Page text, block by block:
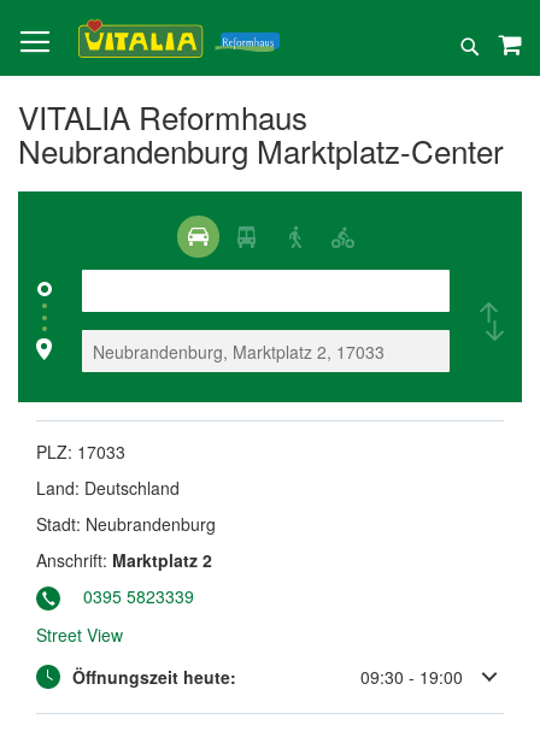
zum
Inhalt
Suche
VITALIA Reformhaus
Neubrandenburg Marktplatz-Center
PLZ: 17033
Land: Deutschland
Stadt: Neubrandenburg
Anschrift: Marktplatz 2
0395 5823339
Street View
Öffnungszeit heute:
09:30 - 19:00